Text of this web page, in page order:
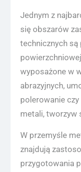
Jednym z
się obszarów
technicznych
wyposażone w
abrazyjnych,
polerowanie
metali, tworzyw
W przemyśle
znajdują
przygotowania